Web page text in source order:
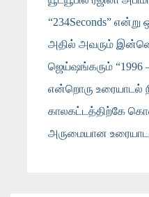
“234Seconds” என்று
அதில் அவரும்
ஜெய்ஷங்கரும் “1996
என்றொரு உரையாடல்
காலகட்டத்திற்கே
அருமையான